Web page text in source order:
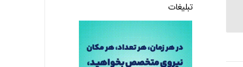
تبلیغات